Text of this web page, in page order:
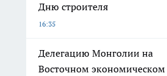
Дню строителя
16:35
Делегацию Монголии на
Восточном экономическом